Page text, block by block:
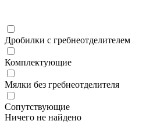
Дробилки с гребнеотделителем
Комплектующие
Мялки без гребнеотделителя
Сопутствующие
Ничего не найдено